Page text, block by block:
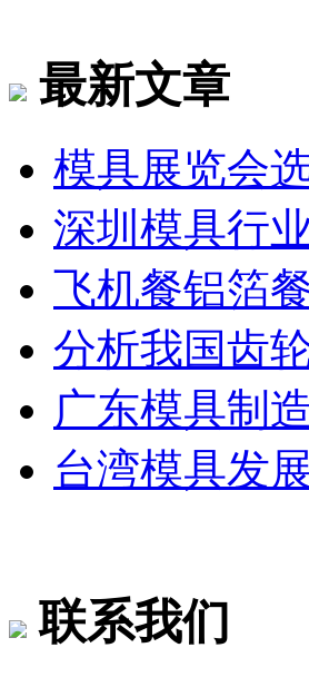
最新文章
模具展览会
深圳模具行
飞机餐铝箔
分析我国齿
广东模具制
台湾模具发展
联系我们